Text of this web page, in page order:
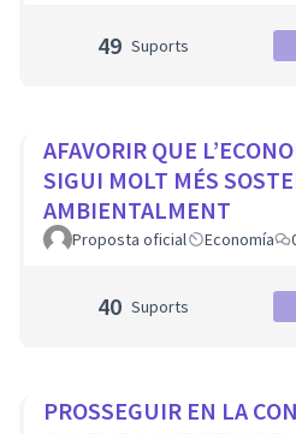
49 Suports
AFAVORIR QUE
SIGUI MOLT MÉS
AMBIENTALMENT
Proposta oficial Economía
40 Suports
PROSSEGUIR EN LA